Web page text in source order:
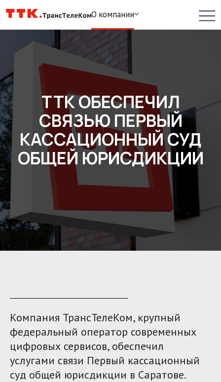
О компании
ТТК ОБЕСПЕЧИЛ
СВЯЗЬЮ ПЕРВЫЙ
КАССАЦИОННЫЙ СУД
ОБЩЕЙ ЮРИСДИКЦИИ
Компания ТрансТелеКом, крупный
федеральный оператор современных
цифровых сервисов, обеспечил
услугами связи Первый кассационный
суд общей юрисдикции в Саратове.